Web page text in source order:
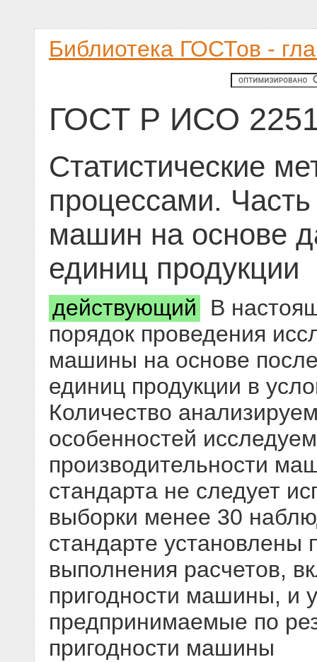
Библиотека ГОСТов -
ГОСТ Р ИСО
Статистические
процессами.
машин на основе
единиц продукции
действующий
В
порядок проведения
машины на основе
единиц продукции в
Количество
особенностей
производительности
стандарта не следует
выборки менее 30
стандарте
выполнения расчетов,
пригодности машины, и
предпринимаемые по
пригодности машины